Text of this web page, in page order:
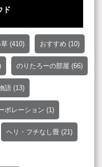
ド
草 (410) おすすめ (10)
のりたろーの部屋 (66)
語 (13)
ポレーション (1)
ヘリ・フチなし畳 (21)